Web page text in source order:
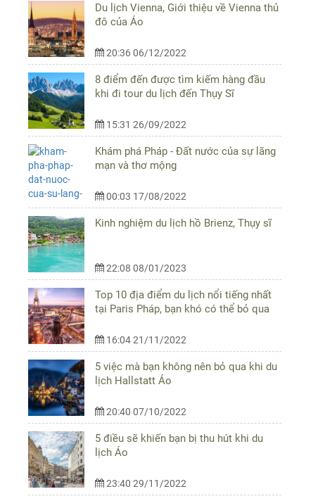
Du lịch Vienna, Giới thiệu về Vienna thủ
đô của Áo
20:36 06/12/2022
8 điểm đến được tìm kiếm hàng đầu
khi đi tour du lịch đến Thụy Sĩ
15:31 26/09/2022
Khám phá Pháp - Đất nước của sự lãng
mạn và thơ mộng
00:03 17/08/2022
Kinh nghiệm du lịch hồ Brienz, Thụy sĩ
22:08 08/01/2023
Top 10 địa điểm du lịch nổi tiếng nhất
tại Paris Pháp, bạn khó có thể bỏ qua
16:04 21/11/2022
5 việc mà bạn không nên bỏ qua khi du
lịch Hallstatt Áo
20:40 07/10/2022
5 điều sẽ khiến bạn bị thu hút khi du
lịch Áo
23:40 29/11/2022